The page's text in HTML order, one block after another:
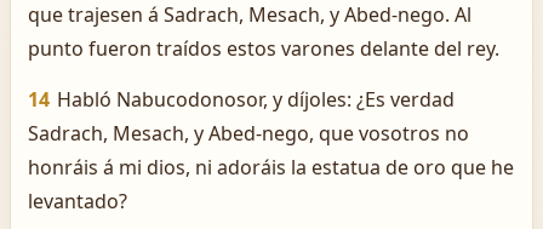
que trajesen á Sadrach, Mesach, y Abed-nego. Al
punto fueron traídos estos varones delante del rey.
14 Habló Nabucodonosor, y díjoles: ¿Es verdad
Sadrach, Mesach, y Abed-nego, que vosotros no
honráis á mi dios, ni adoráis la estatua de oro que he
levantado?